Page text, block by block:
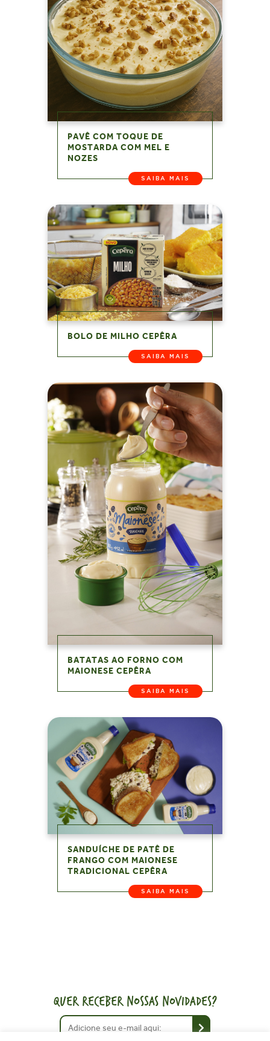
PAVÊ COM TOQUE DE
MOSTARDA COM MEL E
NOZES
SAIBA MAIS
BOLO DE MILHO CEPÊRA
SAIBA MAIS
BATATAS AO FORNO COM
MAIONESE CEPÊRA
SAIBA MAIS
SANDUÍCHE DE PATÊ DE
FRANGO COM MAIONESE
TRADICIONAL CEPÊRA
SAIBA MAIS
QUER RECEBER NOSSAS NOVIDADES?